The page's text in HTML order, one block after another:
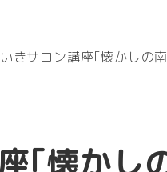
きサロン講座｢懐かしの
｢懐かし